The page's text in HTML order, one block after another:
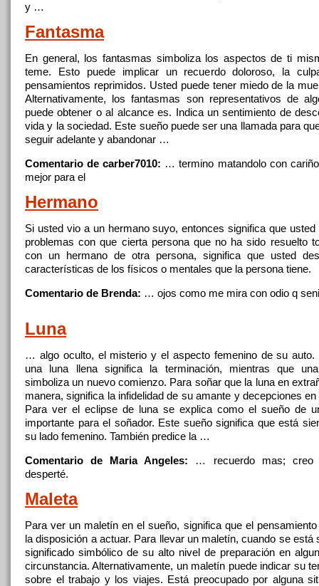
y …
Fantasma
En general, los fantasmas simboliza los aspectos de ti
teme. Esto puede implicar un recuerdo doloroso, la
pensamientos reprimidos. Usted puede tener miedo de la
Alternativamente, los fantasmas son representativos de
puede obtener o al alcance es. Indica un sentimiento de
vida y la sociedad. Este sueño puede ser una llamada para
seguir adelante y abandonar …
Comentario de carber7010: … termino matandolo con
mejor para el
Hermano
Si usted vio a un hermano suyo, entoncessignifica que usted
problemascon que cierta persona queno ha sido resuelto
con un hermano de otra persona, significa que usted
características de los físicos o mentales que la persona tiene.
Comentario de Brenda: … ojos como me mira con odio q
Luna
… algo oculto, el misterio y el aspecto femenino de su auto.
una luna llena significala terminación, mientrasque
simboliza un nuevo comienzo. Para soñar que la luna en
manera,significa la infidelidad de su amante y decepciones
Para ver el eclipse de luna se explica como el sueño de
importante para el soñador. Este sueño significa queestá
su lado femenino. También predice la …
Comentario de Maria Angeles: … recuerdo mas;
desperté.
Maleta
Para ver un maletín en el sueño, significa queel pensamiento
la disposición a actuar. Para llevar un maletín, cuando se está
significado simbólico de su alto nivel de preparación en
circunstancia. Alternativamente, un maletín puede indicar su
sobre el trabajo y los viajes. Está preocupado por alguna